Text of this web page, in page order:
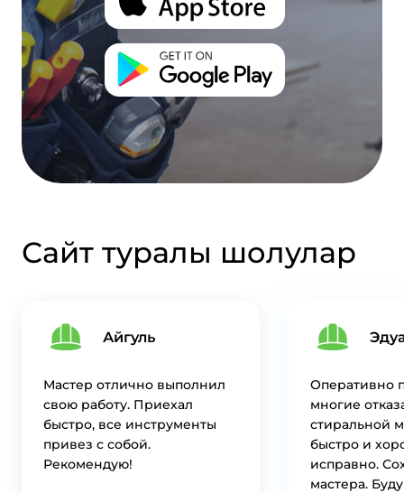
Сайт туралы шолулар
Айгуль
Мастер отлично выполнил
свою работу. Приехал
быстро, все инструменты
привез с собой.
Рекомендую!
Оперативно
многие
стиральной
быстро и
исправно.
мастера.